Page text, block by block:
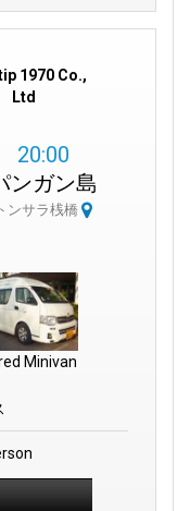
1970 Co.,
Ltd
20:00
ンガン島
ンサラ桟橋
Minivan